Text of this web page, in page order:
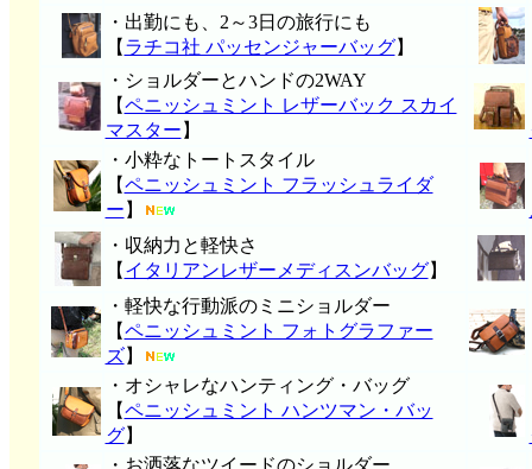
・出勤にも、2～3日の旅行にも
【 ラチコ社 パッセンジャーバッグ】
・ショルダーとハンドの2WAY
【ペニッシュミント レザーバック スカイ
マスター 】
・小粋なトートスタイル
【ペニッシュミント フラッシュライダ
ー 】
・収納力と軽快さ
【 イタリアンレザーメディスンバッグ】
・軽快な行動派のミニショルダー
【ペニッシュミント フォトグラファー
ズ】
・オシャレなハンティング・バッグ
【ペニッシュミント ハンツマン・バッ
グ】
・お洒落なツイードのショルダー